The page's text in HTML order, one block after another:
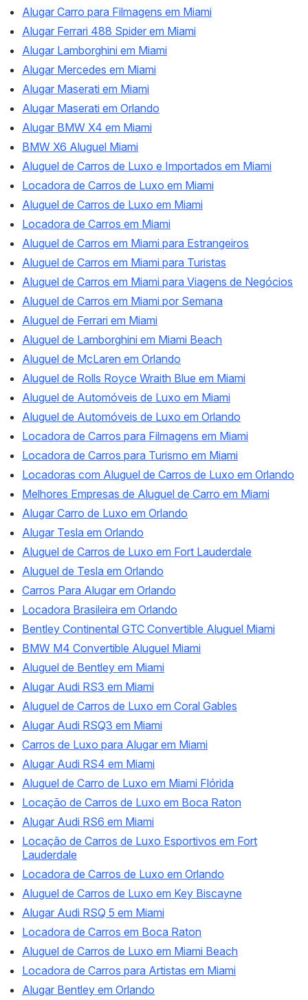
Alugar Carro para Filmagens em Miami
Alugar Ferrari 488 Spider em Miami
Alugar Lamborghini em Miami
Alugar Mercedes em Miami
Alugar Maserati em Miami
Alugar Maserati em Orlando
Alugar BMW X4 em Miami
BMW X6 Aluguel Miami
Aluguel de Carros de Luxo e Importados em Miami
Locadora de Carros de Luxo em Miami
Aluguel de Carros de Luxo em Miami
Locadora de Carros em Miami
Aluguel de Carros em Miami para Estrangeiros
Aluguel de Carros em Miami para Turistas
Aluguel de Carros em Miami para Viagens de Negócios
Aluguel de Carros em Miami por Semana
Aluguel de Ferrari em Miami
Aluguel de Lamborghini em Miami Beach
Aluguel de McLaren em Orlando
Aluguel de Rolls Royce Wraith Blue em Miami
Aluguel de Automóveis de Luxo em Miami
Aluguel de Automóveis de Luxo em Orlando
Locadora de Carros para Filmagens em Miami
Locadora de Carros para Turismo em Miami
Locadoras com Aluguel de Carros de Luxo em Orlando
Melhores Empresas de Aluguel de Carro em Miami
Alugar Carro de Luxo em Orlando
Alugar Tesla em Orlando
Aluguel de Carros de Luxo em Fort Lauderdale
Aluguel de Tesla em Orlando
Carros Para Alugar em Orlando
Locadora Brasileira em Orlando
Bentley Continental GTC Convertible Aluguel Miami
BMW M4 Convertible Aluguel Miami
Aluguel de Bentley em Miami
Alugar Audi RS3 em Miami
Aluguel de Carros de Luxo em Coral Gables
Alugar Audi RSQ3 em Miami
Carros de Luxo para Alugar em Miami
Alugar Audi RS4 em Miami
Aluguel de Carro de Luxo em Miami Flórida
Locação de Carros de Luxo em Boca Raton
Alugar Audi RS6 em Miami
Locação de Carros de Luxo Esportivos em Fort
Lauderdale
Locadora de Carros de Luxo em Orlando
Aluguel de Carros de Luxo em Key Biscayne
Alugar Audi RSQ 5 em Miami
Locadora de Carros em Boca Raton
Aluguel de Carros de Luxo em Miami Beach
Locadora de Carros para Artistas em Miami
Alugar Bentley em Orlando